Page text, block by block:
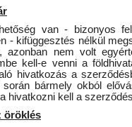
van - bizonyos
- kifüggesztés nélkül
azonban nem volt
kell-e venni a
hivatkozás a
bármely okból
hivatkozni kell a
öröklés